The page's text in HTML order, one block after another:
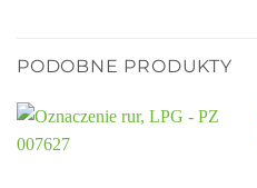
PODOBNE PRODUKTY